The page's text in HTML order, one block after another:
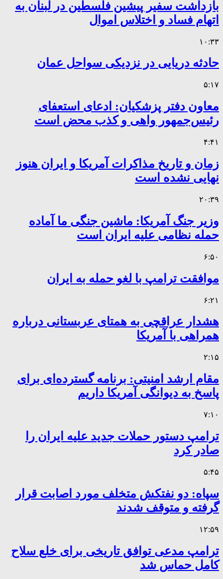
بازداشت سفیر پیشین فلسطین در لبنان به
اتهام فساد و اختلاس اموال
۱۰:۳۳
حادثه دریایی در نزدیکی سواحل عمان
۵:۱۷
معاون دفتر پزشکیان: ادعای استعفای
رئیس‌جمهور واهی و کذب محض است
۴:۴۱
زمان و تاریخ مذاکرات آمریکا و ایران هنوز
نهایی نشده است
۲۰:۳۹
وزیر جنگ آمریکا: ماشین جنگی ما آماده
حمله نظامی علیه ایران است
۶:۵۰
موافقت ترامپ با لغو حمله به ایران
۶:۲۱
هشدار عراقچی به همتای عربستانی درباره
همراهی با آمریکا
۲:۱۵
مقام ارشد امنیتی: برنامه گسترده‌ای برای
پاسخ به دیوانگی آمریکا داریم
۷:۱۰
ترامپ دستور حملات جدید علیه ایران را
صادر کرد
۵:۴۵
سپاه: دو نفتکش متخلف مورد اصابت قرار
گرفته و متوقف شدند
۱۲:۵۹
ترامپ مدعی توافق تاریخی برای خلع سلاح
کامل حماس شد